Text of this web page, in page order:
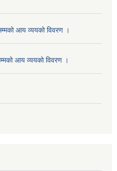
आय व्ययको विवरण ।
आय व्ययको विवरण ।